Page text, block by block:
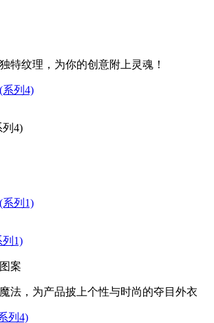
特纹理，为你的创意附上灵魂！
列4)
列1)
案
法，为产品披上个性与时尚的夺目外衣